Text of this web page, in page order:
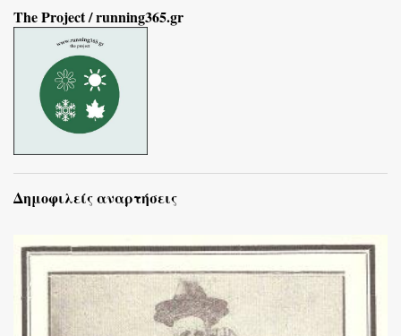
The Project / running365.gr
Δημοφιλείς αναρτήσεις